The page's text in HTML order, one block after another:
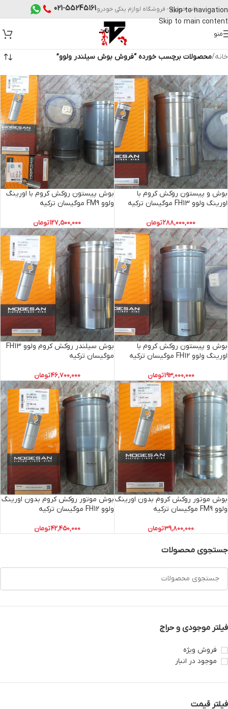
Skip to navigation
Skip to main content
تات خودرو - فروشگاه لوازم یدکی خودرو021-55245161
منو
جستجوی محصولات
فیلتر موجودی و حراج
فروش ویژه
موجود در انبار
فیلتر قیمت
خانه/محصولات برچسب خورده “فروش بوش سیلندر ولوو”
بوش و پیستون روکش کروم با
اورینگ ولوو FH13 موگیسان ترکیه
288,000,000تومان
بوش پیستون روکش کروم با اورینگ
ولوو FM9 موگیسان ترکیه
127,500,000تومان
بوش و پیستون روکش کروم با
اورینگ ولوو FH12 موگیسان ترکیه
193,000,000تومان
بوش سیلندر روکش کروم ولوو FH13
موگیسان ترکیه
46,700,000تومان
بوش موتور روکش کروم بدون اورینگ
ولوو FM9 موگیسان ترکیه
39,800,000تومان
بوش موتور روکش کروم بدون اورینگ
ولوو FH12 موگیسان ترکیه
42,450,000تومان